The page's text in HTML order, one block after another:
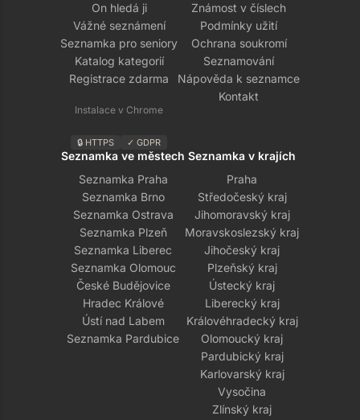
On hledá ji
Vážné seznámení
Seznamka pro seniory
Katalog kategorií
Registrace zdarma
Instalace v Chrome
🔒 HTTPS ✓ GDPR
Známost v číslech
Podmínky užití
Ochrana soukromí
Seznamování
Nápověda k seznamce
Kontakt
Seznamka ve městech
Seznamka Praha
Seznamka Brno
Seznamka Ostrava
Seznamka Plzeň
Seznamka Liberec
Seznamka Olomouc
České Budějovice
Hradec Králové
Ústí nad Labem
Seznamka Pardubice
Seznamka v krajích
Praha
Středočeský kraj
Jihomoravský kraj
Moravskoslezský kraj
Jihočeský kraj
Plzeňský kraj
Ústecký kraj
Liberecký kraj
Královéhradecký kraj
Olomoucký kraj
Pardubický kraj
Karlovarský kraj
Vysočina
Zlínský kraj